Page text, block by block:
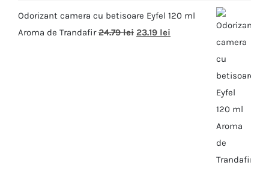
Odorizant camera cu betisoare Eyfel 120 ml
Aroma de Trandafir 24.79lei 23.19 lei